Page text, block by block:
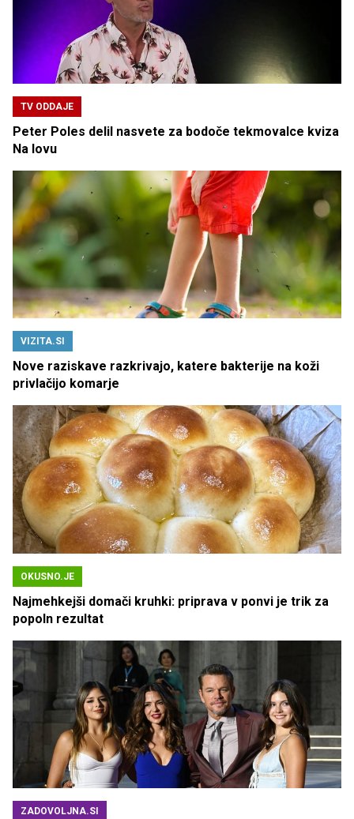
TV ODDAJE
Peter Poles delil nasvete za bodoče tekmovalce kviza
Na lovu
VIZITA.SI
Nove raziskave razkrivajo, katere bakterije na koži
privlačijo komarje
OKUSNO.JE
Najmehkejši domači kruhki: priprava v ponvi je trik za
popoln rezultat
ZADOVOLJNA.SI